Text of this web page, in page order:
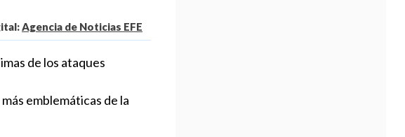
Agencia de Noticias EFE
de los ataques
emblemáticas de la